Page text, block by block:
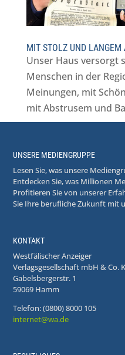
MIT STOLZ UND LANGEM
Unser Haus versorgt
Menschen in der
Meinungen, mit
mit Abstrusem und
UNSERE MEDIENGRUPPE
Lesen Sie, was unsere
Entdecken Sie, was Millionen
Profitieren Sie von unserer
Sie Ihre berufliche Zukunft mit
KONTAKT
Westfälischer Anzeiger
Verlagsgesellschaft mbH & Co.
Gabelsbergerstr. 1
59069 Hamm
Telefon: (0800) 8000 105
internet@wa.de